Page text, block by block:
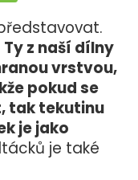
Ty z naší dílny
vrstvou,
pokud se
tak tekutinu
je jako
je také